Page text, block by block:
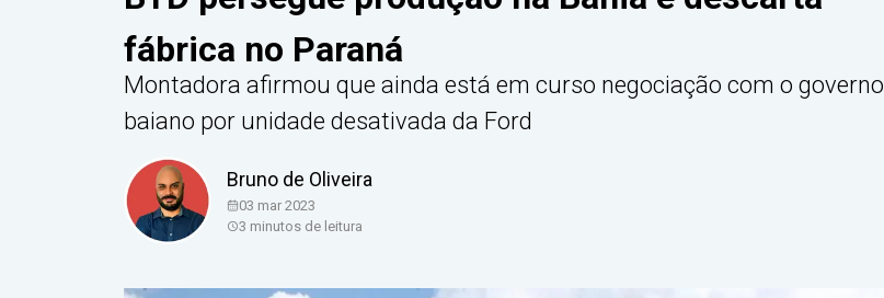
fábrica no Paraná
Montadora afirmou que ainda está em curso negociação com o governo
baiano por unidade desativada da Ford
Bruno de Oliveira
03 mar 2023
3 minutos de leitura